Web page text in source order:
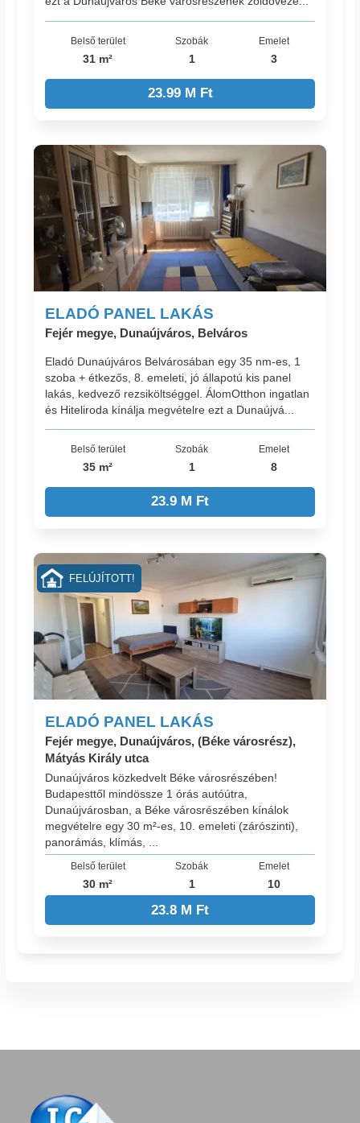
Belső terület
31 m²
Szobák
1
Emelet
3
23.99 M Ft
ELADÓ PANEL LAKÁS
Fejér megye, Dunaújváros, Belváros
Eladó Dunaújváros Belvárosában egy 35 nm-es, 1
szoba + étkezős, 8. emeleti, jó állapotú kis panel
lakás, kedvező rezsiköltséggel. ÁlomOtthon ingatlan
és Hiteliroda kínálja megvételre ezt a Dunaújvá...
Belső terület
35 m²
Szobák
1
Emelet
8
23.9 M Ft
ELADÓ PANEL LAKÁS
Fejér megye, Dunaújváros, (Béke városrész),
Mátyás Király utca
Dunaújváros közkedvelt Béke városrészében!
Budapesttől mindössze 1 órás autóútra,
Dunaújvárosban, a Béke városrészében kínálok
megvételre egy 30 m²-es, 10. emeleti (zárószinti),
panorámás, klímás, ...
Belső terület
30 m²
Szobák
1
Emelet
10
23.8 M Ft
FELÚJÍTOTT!